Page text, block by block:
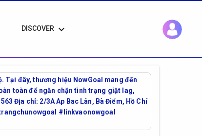
DISCOVER keyboard_arrow_down
Tại đây, thương hiệu NowGoal mang đến
toàn để ngăn chặn tình trạng giật lag,
Địa chỉ: 2/3A Ap Bac Lân, Bà Điểm, Hồ Chí
#linkvaonowgoal